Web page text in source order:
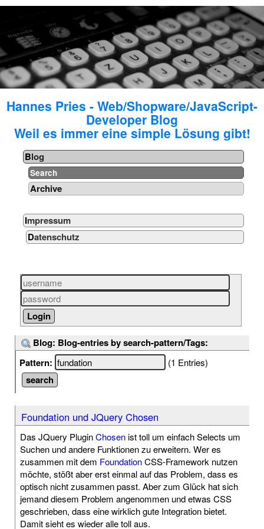
Hannes Pries - Web/Shopware/JavaScript-
Developer Blog
Weil es immer eine simple Lösung gibt!
Blog
Search
Archive
Impressum
Datenschutz
Blog: Blog-entries by search-pattern/Tags:
Pattern:
(1 Entries)
Foundation und JQuery Chosen
Das JQuery PluginChosenist toll um einfach Selects um
Suchen und andere Funktionen zu erweitern. Wer es
zusammen mit dem FoundationCSS-Framework nutzen
möchte, stößt aber erst einmal auf das Problem, dass es
optisch nicht zusammen passt. Aber zum Glück hat sich
jemand diesem Problem angenommen und etwas CSS
geschrieben, dass eine wirklich gute Integration bietet.
Damit sieht es wieder alle toll aus.